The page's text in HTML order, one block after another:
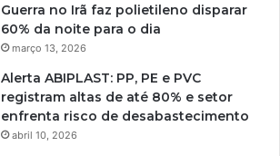
Guerra no Irã faz polietileno disparar
60% da noite para o dia
março 13, 2026
Alerta ABIPLAST: PP, PE e PVC
registram altas de até 80% e setor
enfrenta risco de desabastecimento
abril 10, 2026